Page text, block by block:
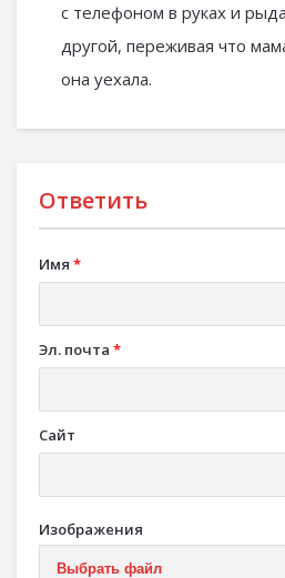
с телефоном в руках и
другой, переживая что
она уехала.
Ответить
Имя *
Эл. почта *
Сайт
Изображения
Выбрать файл